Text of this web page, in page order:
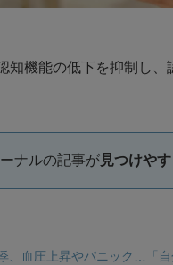
知機能の低下を抑制し
ナルの記事が見つけや
、血圧上昇やパニック…「